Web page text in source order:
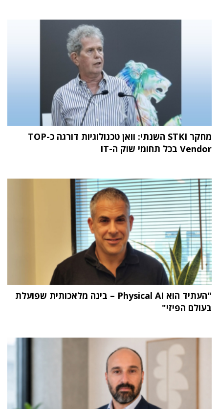
מחקר STKI השנתי: וואן טכנולוגיות דורגה כ-TOP
Vendor בכל תחומי שוק ה-IT
"העתיד הוא Physical AI – בינה מלאכותית שפועלת
בעולם הפיזי"